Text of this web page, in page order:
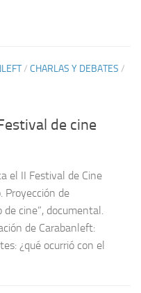
/ CHARLAS Y DEBATES /
de cine
el II Festival de Cine
Proyección de
cine”, documental.
de Carabanleft:
¿qué ocurrió con el